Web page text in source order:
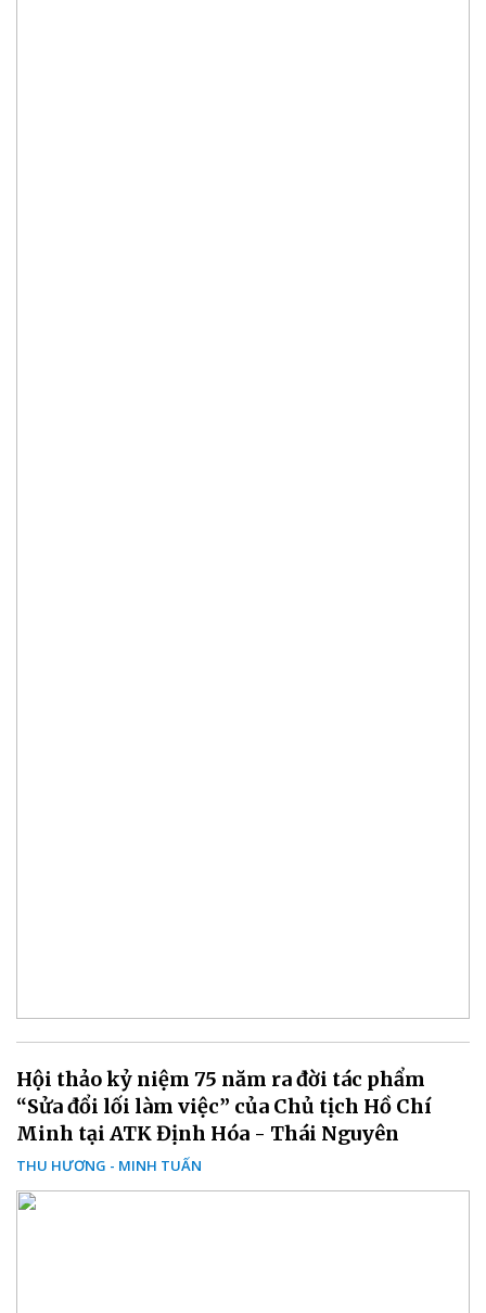
Hội thảo kỷ niệm 75 năm ra đời tác phẩm
“Sửa đổi lối làm việc” của Chủ tịch Hồ Chí
Minh tại ATK Định Hóa - Thái Nguyên
THU HƯƠNG - MINH TUẤN